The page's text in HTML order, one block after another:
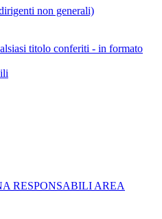
non generali)
titolo conferiti - in formato
RESPONSABILI AREA